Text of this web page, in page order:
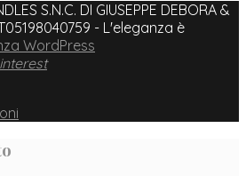
S.N.C. DI GIUSEPPE DEBORA &
IT05198040759 - L'eleganza è
WordPress